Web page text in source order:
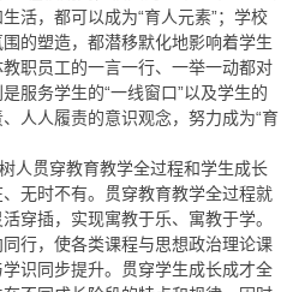
活，都可以成为“育人元素”；学校
的塑造，都潜移默化地影响着学生
职员工的一言一行、一举一动都对
服务学生的“一线窗口”以及学生的
人人履责的意识观念，努力成为“育
人贯穿教育教学全过程和学生成长
无时不有。贯穿教育教学全过程就
穿插，实现寓教于乐、寓教于学。
行，使各类课程与思想政治理论课
识同步提升。贯穿学生成长成才全